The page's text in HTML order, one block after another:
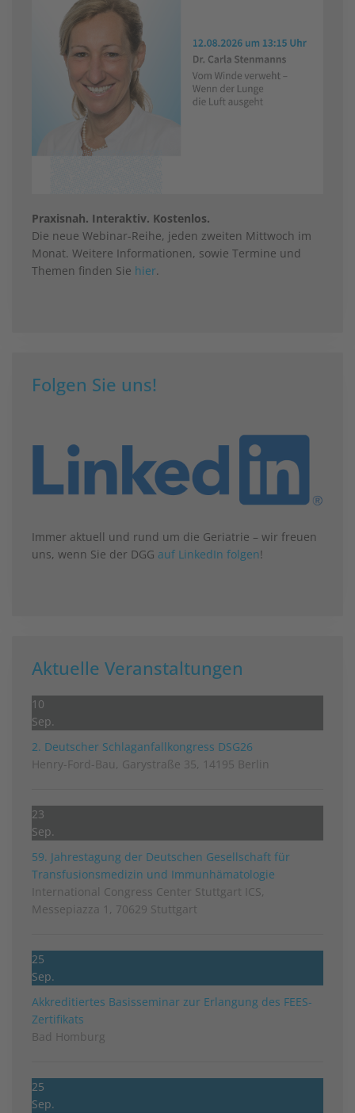
Praxisnah. Interaktiv. Kostenlos.
Die neue Webinar-Reihe, jeden zweiten Mittwoch im
Monat. Weitere Informationen, sowie Termine und
Themen finden Sie hier.
Folgen Sie uns!
Immer aktuell und rund um die Geriatrie – wir freuen
uns, wenn Sie der DGG auf LinkedIn folgen!
Aktuelle Veranstaltungen
10
Sep.
2. Deutscher Schlag­anfall­kongress DSG26
Henry-Ford-Bau, Garystraße 35, 14195 Berlin
23
Sep.
59. Jahrestagung der Deutschen Gesellschaft für
Transfusionsmedizin und Immunhämatologie
International Congress Center Stuttgart ICS,
Messepiazza 1, 70629 Stuttgart
25
Sep.
Akkreditiertes Basisseminar zur Erlangung des FEES-
Zertifikats
Bad Homburg
25
Sep.